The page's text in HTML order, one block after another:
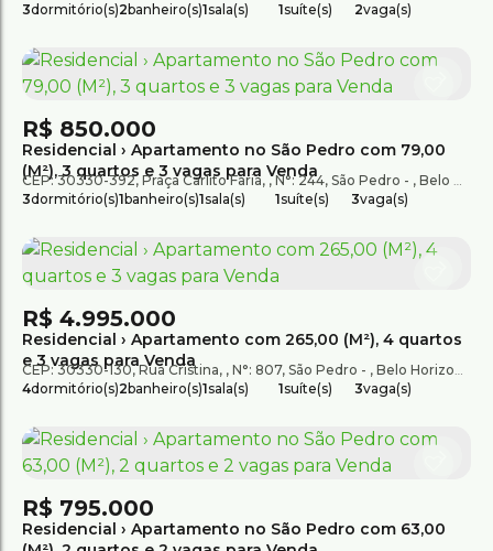
3dormitório(s)2banheiro(s)1sala(s) 1suíte(s) 2vaga(s)
Residencial › Apartamento no São Pedro com 79,00
(M²), 3 quartos e 3 vagas para Venda
R$ 850.000
CEP: 30330-392, Praça Carlito Faria ,N°:244, São Pedro , Belo Horizonte
3dormitório(s)1banheiro(s)1sala(s) 1suíte(s) 3vaga(s)
Residencial › Apartamento com 265,00 (M²), 4 quartos
e 3 vagas para Venda
R$ 4.995.000
CEP: 30330-130,Rua Cristina , N°: 807, São Pedro , Belo Horizonte
4dormitório(s)2banheiro(s)1sala(s) 1suíte(s) 3vaga(s)
Residencial › Apartamento no São Pedro com 63,00
R$ 795.000